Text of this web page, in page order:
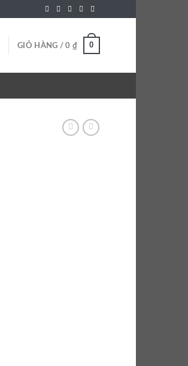
GIỎ HÀNG /0 ₫ 0